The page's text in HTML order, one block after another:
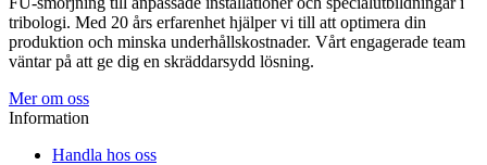
tribologi. Med 20 års erfarenhet hjälper vi till att optimera din
produktion och minska underhållskostnader. Vårt engagerade team
väntar på att ge dig en skräddarsydd lösning.
Mer om oss
Information
Handla hos oss